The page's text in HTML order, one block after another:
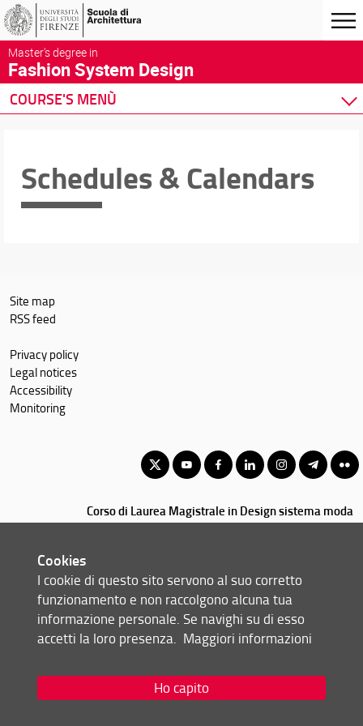
Master's degree in
Fashion System Design
COURSE'S MENÙ
Courses
Academic Staff
Schedules & Calendars
Site map
RSS feed
Privacy policy
Legal notices
Accessibility
Monitoring
Corso di Laurea Magistrale in Design sistema moda
Via della Mattonaia, 14 - 50121 Firenze (FI)
Tel: +39 055 2755410 (portineria di Santa Teresa, Firenze)
055 2755180/5181 (portineria di Santa Verdiana, Firenze)
055 2757079 (portineria Design Campus, Calenzano)
Email:scuola(AT)architettura.unifi.it
Cookies
I cookie di questo sito servono al suo corretto
funzionamento e non raccolgono alcuna tua
informazione personale. Se navighi su di esso
accetti la loro presenza. Maggiori informazioni
Ho capito